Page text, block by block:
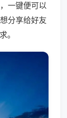
一键便可以
分享给好友
。